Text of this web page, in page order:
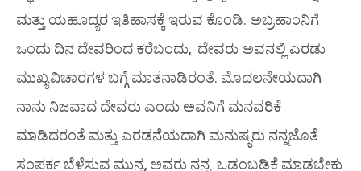
ಮತ್ತು ಯಹೂದ್ಯರ ಇತಿಹಾಸಕ್ಕೆ ಇರುವ ಕೊಂಡಿ. ಅಬ್ರಹಾಂನಿಗೆ
ಒಂದು ದಿನ ದೇವರಿಂದ ಕರೆಬಂದು, ದೇವರು ಅವನಲ್ಲಿ ಎರಡು
ಮುಖ್ಯವಿಚಾರಗಳ ಬಗ್ಗೆ ಮಾತನಾಡಿರಂತೆ. ಮೊದಲನೇಯದಾಗಿ
ನಾನು ನಿಜವಾದ ದೇವರು ಎಂದು ಅವನಿಗೆ ಮನವರಿಕೆ
ಮಾಡಿದರಂತೆ ಮತ್ತು ಎರಡನೆಯದಾಗಿ ಮನುಷ್ಯರು ನನ್ನಜೊತೆ
ಸಂಪರ್ಕ ಬೆಳೆಸುವ ಮುನ್ನ, ಅವರು ನನ್ನ ಒಡಂಬಡಿಕೆ ಮಾಡಬೇಕು